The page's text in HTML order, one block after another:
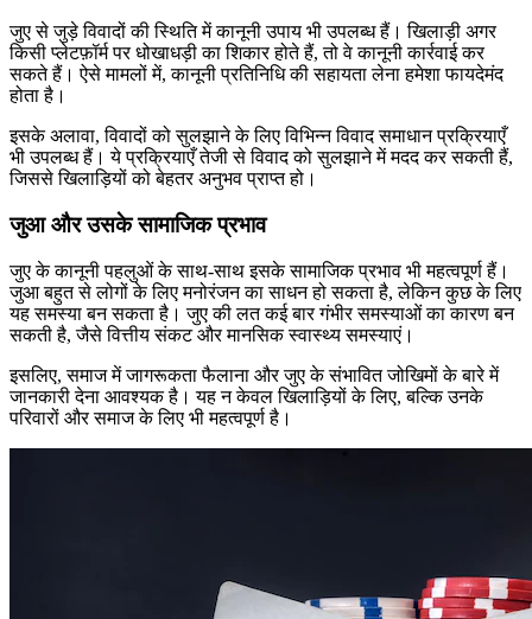
जुए से जुड़े विवादों की स्थिति में कानूनी उपाय भी उपलब्ध हैं। खिलाड़ी अगर
किसी प्लेटफ़ॉर्म पर धोखाधड़ी का शिकार होते हैं, तो वे कानूनी कार्रवाई कर
सकते हैं। ऐसे मामलों में, कानूनी प्रतिनिधि की सहायता लेना हमेशा फायदेमंद
होता है।
इसके अलावा, विवादों को सुलझाने के लिए विभिन्न विवाद समाधान प्रक्रियाएँ
भी उपलब्ध हैं। ये प्रक्रियाएँ तेजी से विवाद को सुलझाने में मदद कर सकती हैं,
जिससे खिलाड़ियों को बेहतर अनुभव प्राप्त हो।
जुआ और उसके सामाजिक प्रभाव
जुए के कानूनी पहलुओं के साथ-साथ इसके सामाजिक प्रभाव भी महत्वपूर्ण हैं।
जुआ बहुत से लोगों के लिए मनोरंजन का साधन हो सकता है, लेकिन कुछ के लिए
यह समस्या बन सकता है। जुए की लत कई बार गंभीर समस्याओं का कारण बन
सकती है, जैसे वित्तीय संकट और मानसिक स्वास्थ्य समस्याएं।
इसलिए, समाज में जागरूकता फैलाना और जुए के संभावित जोखिमों के बारे में
जानकारी देना आवश्यक है। यह न केवल खिलाड़ियों के लिए, बल्कि उनके
परिवारों और समाज के लिए भी महत्वपूर्ण है।